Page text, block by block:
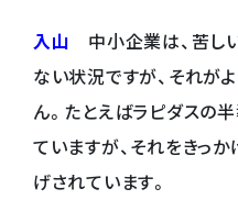
入山 中小企業は、苦し
ない状況ですが、それが
ん。たとえばラピダスの
ていますが、それをきっ
げされています。